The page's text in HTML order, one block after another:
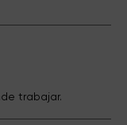
trabajar.